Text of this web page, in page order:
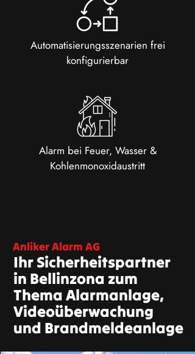
Automatisierungsszenarien frei
konfigurierbar
Alarm bei Feuer, Wasser &
Kohlenmonoxidaustritt
Anliker Alarm AG
Ihr Sicherheitspartner
in Bellinzona zum
Thema Alarmanlage,
Videoüberwachung
und Brandmeldeanlage